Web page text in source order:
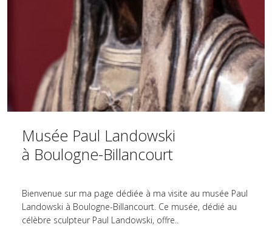
Musée Paul Landowski
à Boulogne-Billancourt
Bienvenue sur ma page dédiée à ma visite au musée Paul
Landowski à Boulogne-Billancourt. Ce musée, dédié au
célèbre sculpteur Paul Landowski, offre..